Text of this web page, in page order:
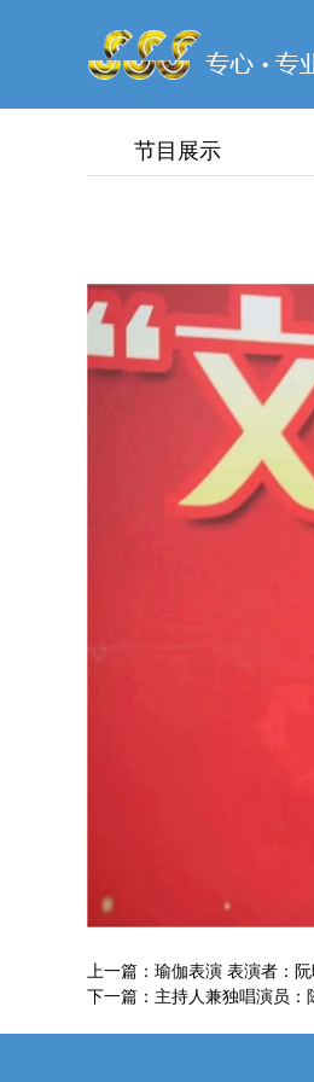
节目展示
上一篇： 瑜伽表演 表演者：
下一篇： 主持人兼独唱演员：